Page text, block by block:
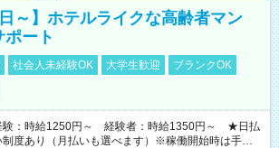
～】ホテルライクな高齢者マン
ート
社会人未経験OK 大学生歓迎
ブランクOK
験：時給1250円～ 経験者：時給1350円～ ★日払
制度あり（月払いも選べます）※稼働開始時は手続き